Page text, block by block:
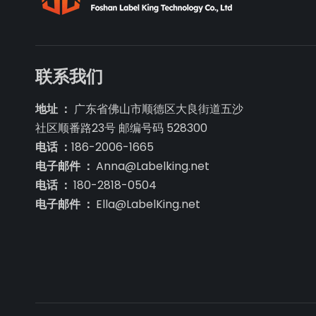
联系我们
地址 ： 广东省佛山市顺德区大良街道五沙
社区顺番路23号 邮编号码 528300
电话 ： 186-2006-1665
电子邮件 ： Anna@Labelking.net
电话 ： 180-2818-0504
电子邮件 ： Ella@LabelKing.net